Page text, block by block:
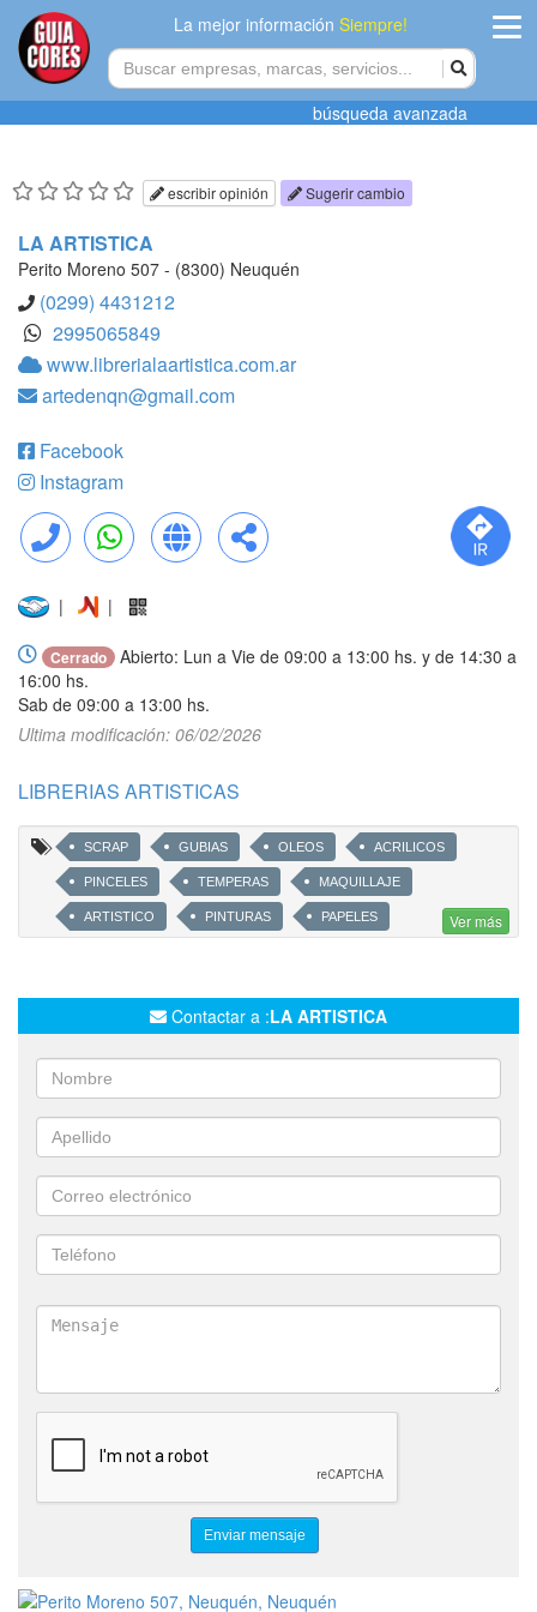
La mejor informaciónSiempre!
Agregar
búsqueda avanzada
escribir opinión Sugerir cambio
LA ARTISTICA
Perito Moreno 507 - (8300) Neuquén
(0299) 4431212
2995065849
www.librerialaartistica.com.ar
artedenqn@gmail.com
Facebook
Instagram
Llamar WhatsApp Web Compartir
| |
Cerrado
Abierto: Lun a Vie de 09:00 a 13:00 hs. y de 14:30 a
16:00 hs.
Sab de 09:00 a 13:00 hs.
Ultima modificación: 06/02/2026
LIBRERIAS ARTISTICAS
SCRAP GUBIAS OLEOS ACRILICOS
PINCELES TEMPERAS MAQUILLAJE
ARTISTICO PINTURAS PAPELES Ver más
Contactar a :LA ARTISTICA